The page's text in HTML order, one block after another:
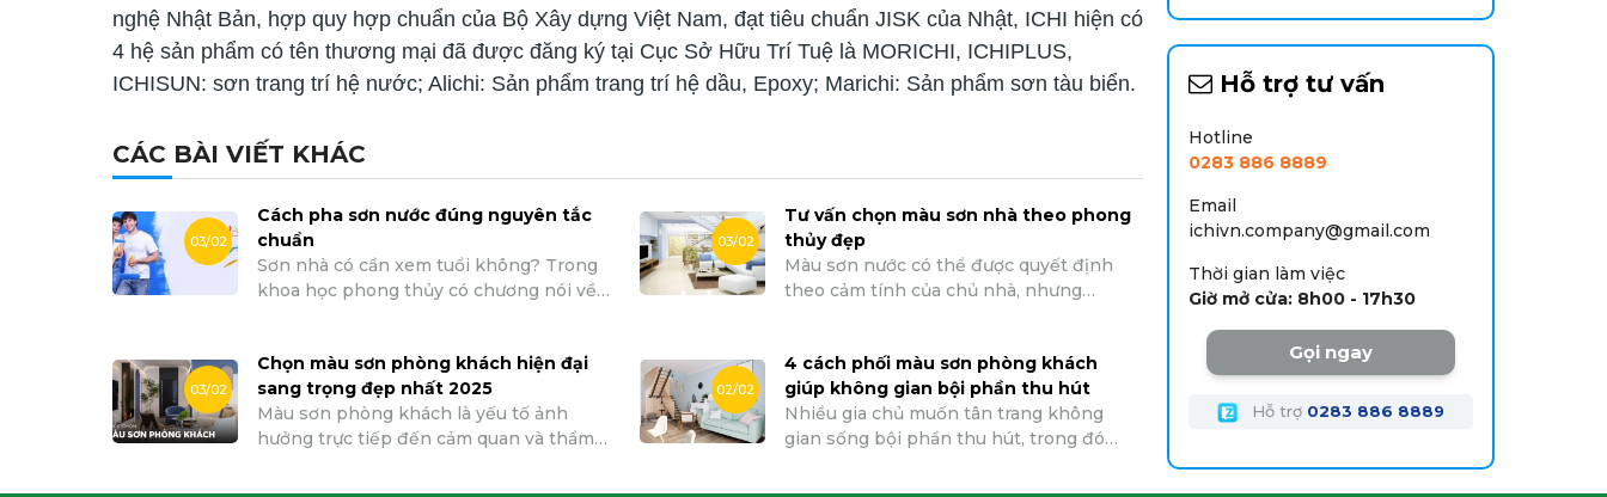
nghệ Nhật Bản, hợp quy hợp chuẩn của Bộ Xây dựng Việt Nam, đạt tiêu chuẩn JISK của Nhật, ICHI hiện có
4 hệ sản phẩm có tên thương mại đã được đăng ký tại Cục Sở Hữu Trí Tuệ là MORICHI, ICHIPLUS,
ICHISUN: sơn trang trí hệ nước; Alichi: Sản phẩm trang trí hệ dầu, Epoxy; Marichi: Sản phẩm sơn tàu biển.
CÁC BÀI VIẾT KHÁC
03/02
Cách pha sơn nước đúng nguyên tắc
chuẩn
Sơn nhà có cần xem tuổi không? Trong
khoa học phong thủy có chương nói về
ta có thể thấy rõ khi sơn nhà theo phong
thủy chúng ta cần xem tuổi để chọn mầu
sơn nhà sao cho hợp vận mệnh & tốt cho
sức khỏe của Gia chủ & các thành viên
03/02
Tư vấn chọn màu sơn nhà theo phong
thủy đẹp
Màu sơn nước có thể được quyết định
theo cảm tính của chủ nhà, nhưng
những gia chủ thường xuyên đặt nặng
vai trò của sơn tường nhà theo phong
thủy để gia đình được nhiều thuận lợi và
may mắn. Hãy cùng sơn Galaxy tìm hiểu
thủy khi sơn tường nhà nhé.
03/02
Chọn màu sơn phòng khách hiện đại
sang trọng đẹp nhất 2025
Màu sơn phòng khách là yếu tố ảnh
hưởng trực tiếp đến cảm quan và thẩm
khách đến thăm nhà. Chọn lựa màu sơn
02/02
4 cách phối màu sơn phòng khách
giúp không gian bội phần thu hút
Nhiều gia chủ muốn tân trang không
gian sống bội phần thu hút, trong đó
được quan tâm. Biết cách phối màu sơn
Hỗ trợ tư vấn
Hotline
0283 886 8889
Email
ichivn.company@gmail.com
Thời gian làm việc
Giờ mở cửa: 8h00 - 17h30
Gọi ngay
Hỗ trợ 0283 886 8889